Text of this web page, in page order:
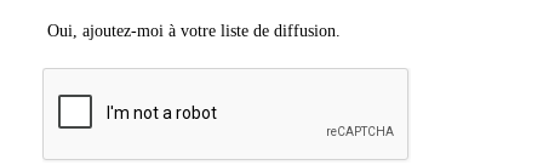
Oui, ajoutez-moi à votre liste de diffusion.